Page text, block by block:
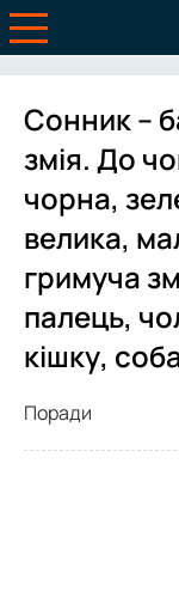
Сонник –
змія. До
чорна,
велика,
гримуча
палець,
кішку,
Поради